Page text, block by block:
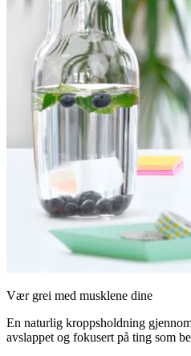
Vær grei med musklene dine
En naturlig kroppsholdning
avslappet og fokusert på ting som